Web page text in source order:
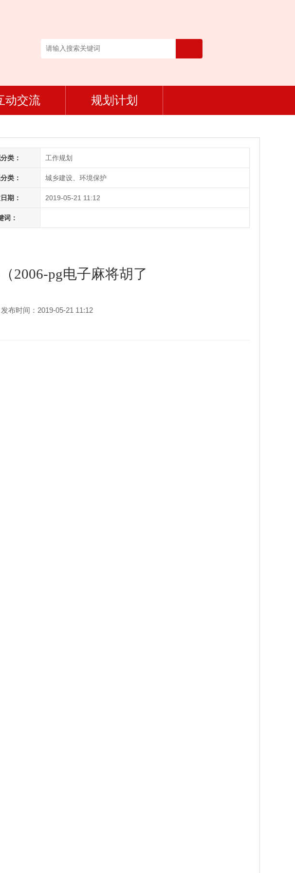
动交流 规划计划
类： 工作规划
类： 城乡建设、环境保护
期： 2019-05-21 11:12
词：
2006-pg电子麻将胡了
发布时间：2019-05-21 11:12